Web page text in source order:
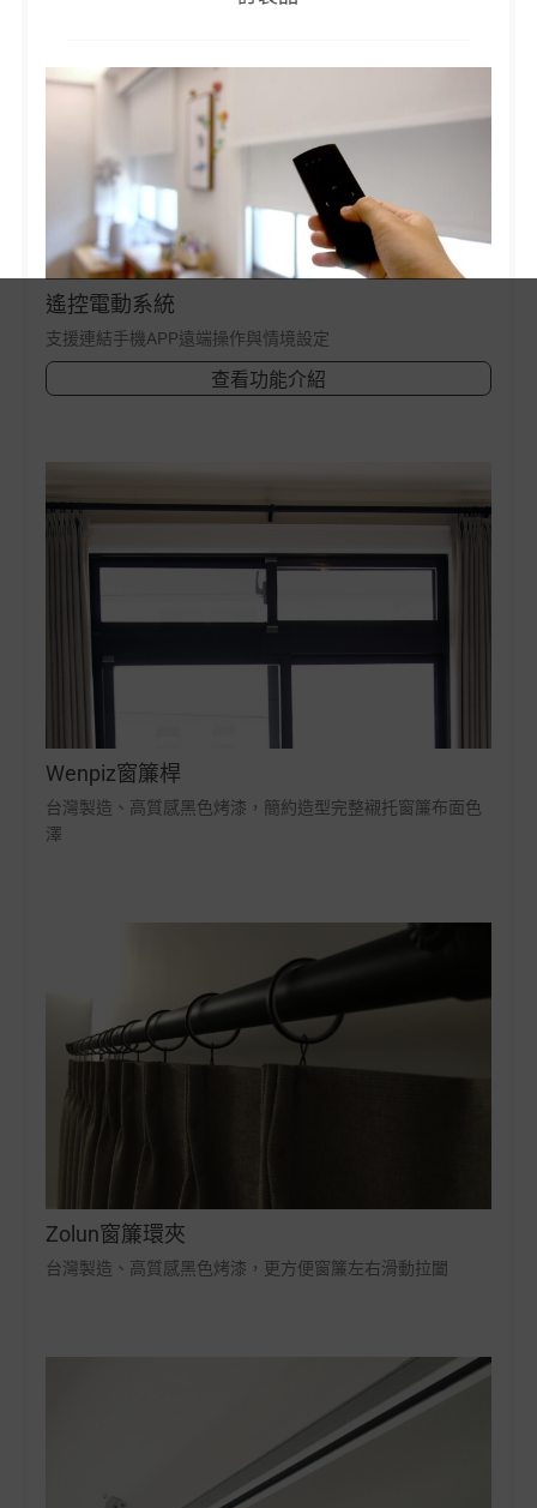
遙控電動系統
支援連結手機APP遠端操作與情境設定
查看功能介紹
Wenpiz窗簾桿
台灣製造、高質感黑色烤漆，簡約造型完整襯托窗簾布面色
澤
Zolun窗簾環夾
台灣製造、高質感黑色烤漆，更方便窗簾左右滑動拉闔